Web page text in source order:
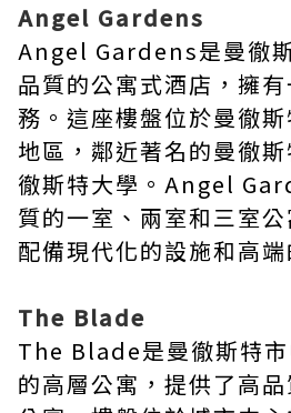
Angel Gardens
Angel Gardens是曼徹
品質的公寓式酒店，擁
務。這座樓盤位於曼徹
地區，鄰近著名的曼徹
徹斯特大學。Angel
質的一室、兩室和三室
配備現代化的設施和高端
The Blade
The Blade是曼徹斯特
的高層公寓，提供了高